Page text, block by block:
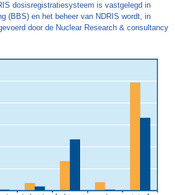
dosisregistratiesysteem is vastgelegd in
(BBS) en het beheer van NDRIS wordt, in
door de Nuclear Research & consultancy